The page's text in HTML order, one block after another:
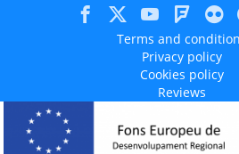
Terms and
Privacy policy
Cookies policy
Reviews